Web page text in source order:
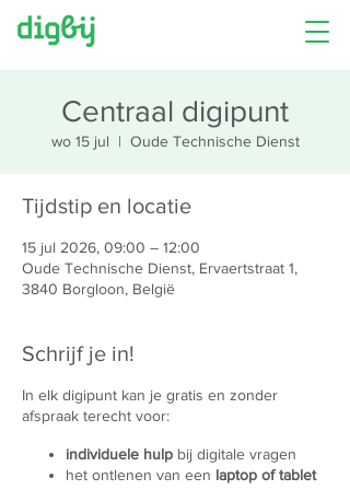
Centraal digipunt
wo 15 jul
  |
Oude Technische Dienst
Tijdstip en locatie
15 jul 2026, 09:00 – 12:00
Oude Technische Dienst, Ervaertstraat 1,
3840 Borgloon, België
Schrijf je in!
In elk digipunt kan je gratis en zonder
afspraak terecht voor:
individuele hulp bij digitale vragen
het ontlenen van een laptop of tablet